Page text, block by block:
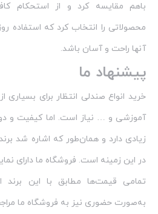
باهم مقایسه کرد و از استحکام
محصولاتی را انتخاب کرد که استفاده
آنها راحت و آسان باشد.
پیشنهاد ما
خرید انواع صندلی انتظار برای بسیاری
آموزشی و … نیاز است. اما کیفیت و
زیادی دارد و همان‌طور که اشاره شد
در این زمینه است. فروشگاه ما دارای
تمامی قیمت‌ها مطابق با این برند
به‌صورت حضوری نیز به فروشگاه ما